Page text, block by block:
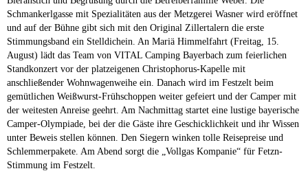
Schmankerlgasse mit Spezialitäten aus der Metzgerei Wasner wird eröffnet
und auf der Bühne gibt sich mit den Original Zillertalern die erste
Stimmungsband ein Stelldichein. An Mariä Himmelfahrt (Freitag, 15.
August) lädt das Team von VITAL Camping Bayerbach zum feierlichen
Standkonzert vor der platzeigenen Christophorus-Kapelle mit
anschließender Wohnwagenweihe ein. Danach wird im Festzelt beim
gemütlichen Weißwurst-Frühschoppen weiter gefeiert und der Camper mit
der weitesten Anreise geehrt. Am Nachmittag startet eine lustige bayerische
Camper-Olympiade, bei der die Gäste ihre Geschicklichkeit und ihr Wissen
unter Beweis stellen können. Den Siegern winken tolle Reisepreise und
Schlemmerpakete. Am Abend sorgt die „Vollgas Kompanie“ für Fetzn-
Stimmung im Festzelt.